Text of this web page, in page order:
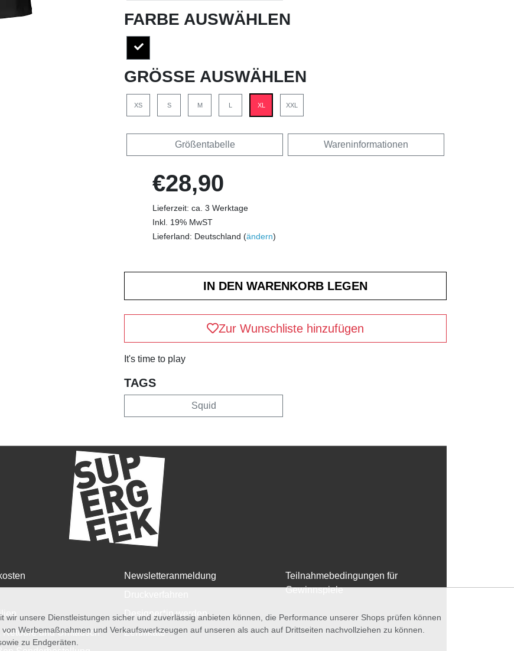
FARBE AUSWÄHLEN
GRÖSSE AUSWÄHLEN
XS S M L XL XXL
Größentabelle Wareninformationen
€28,90
Lieferzeit: ca. 3 Werktage
Inkl. 19% MwST
Lieferland: Deutschland (ändern)
Zur Wunschliste hinzufügen
It's time to play
TAGS
Squid
Retoure und Umtausch
Newsletteranmeldung
Designer*in werden
Zertifikate
Teilnahmebedingungen für
Gewinnspiele
wir unsere Dienstleistungen sicher und zuverlässig anbieten können, die Performance unserer Shops prüfen können
Werbemaßnahmen und Verkaufswerkzeugen auf unseren als auch auf Drittseiten nachvollziehen zu können.
zu Endgeräten.